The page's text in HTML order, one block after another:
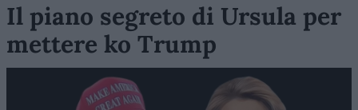
Il piano segreto di Ursula per
mettere ko Trump